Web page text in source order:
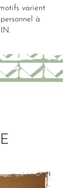
varient
à